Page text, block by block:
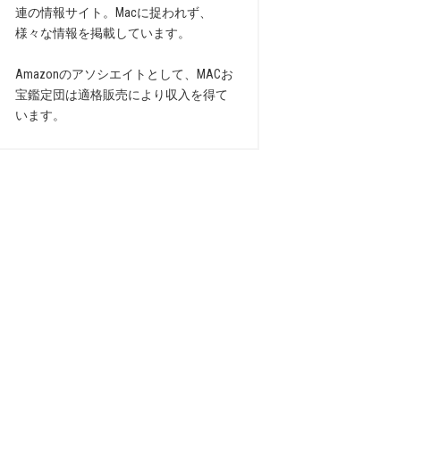
連の情報サイト。Macに捉われず、
様々な情報を掲載しています。
Amazonのアソシエイトとして、MACお
宝鑑定団は適格販売により収入を得て
います。